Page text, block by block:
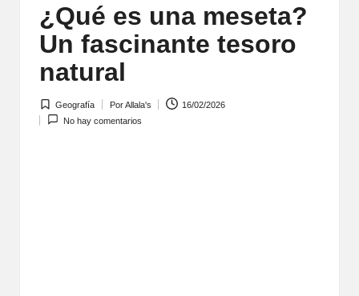
¿Qué es una meseta?
Un fascinante tesoro
natural
Publicada
en
Geografía PorAllala's
16/02/2026
No hay comentarios